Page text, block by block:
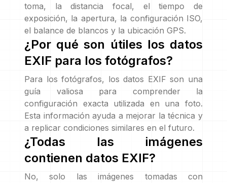
toma, la distancia focal, el tiempo de
exposición, la apertura, la configuración ISO,
el balance de blancos y la ubicación GPS.
¿Por qué son útiles los datos
EXIF para los fotógrafos?
Para los fotógrafos, los datos EXIF son una
guía valiosa para comprender la
configuración exacta utilizada en una foto.
Esta información ayuda a mejorar la técnica y
a replicar condiciones similares en el futuro.
¿Todas las imágenes
contienen datos EXIF?
No, solo las imágenes tomadas con